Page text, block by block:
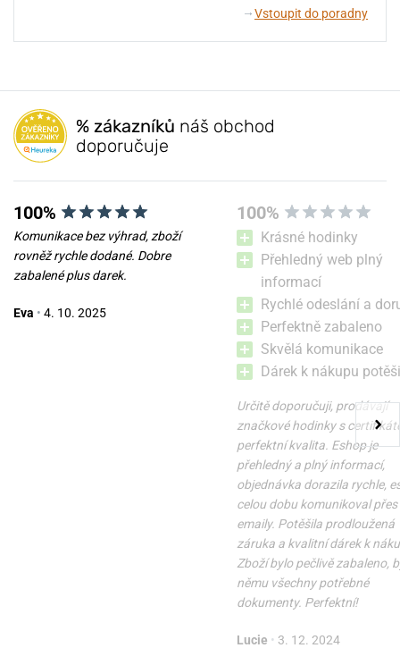
↓ Vstoupit do poradny
% zákazníků náš obchod
doporučuje
100%
Komunikace bez výhrad, zboží
rovněž rychle dodané. Dobre
zabalené plus darek.
Eva • 4. 10. 2025
100%
Krásné hodinky
Přehledný web plný
informací
Rychlé odeslání a
Perfektně zabaleno
Skvělá komunikace
Dárek k nákupu
Určitě doporučuji, prodávají
značkové hodinky s
perfektní kvalita. Eshop je
přehledný a plný informací,
objednávka dorazila rychle,
celou dobu komunikoval přes
emaily. Potěšila prodloužená
záruka a kvalitní dárek k
Zboží bylo pečlivě zabaleno,
němu všechny potřebné
dokumenty. Perfektní!
Lucie • 3. 12. 2024